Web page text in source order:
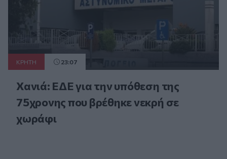
ΚΡΗΤΗ 23:07
Χανιά: ΕΔΕ για την υπόθεση της
75χρονης που βρέθηκε νεκρή σε
χωράφι